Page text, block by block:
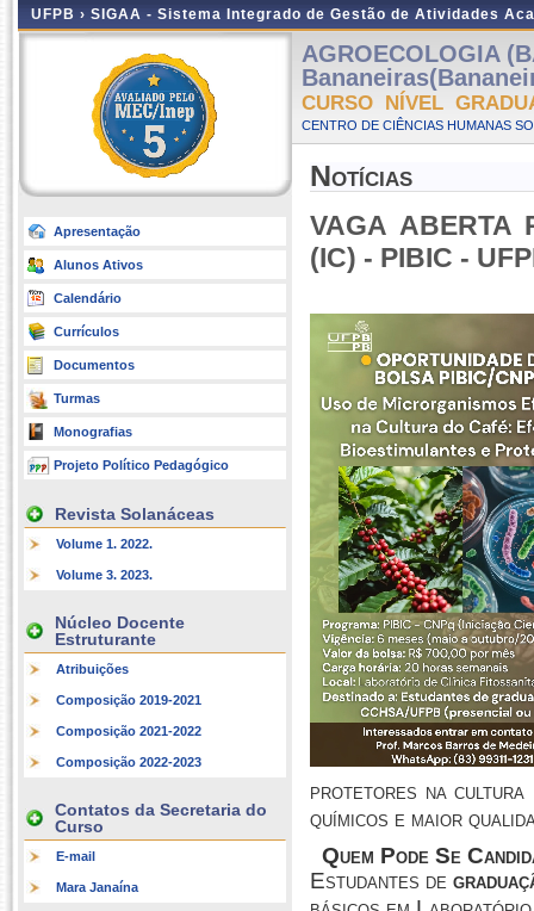
UFPB › SIGAA - Sistema Integrado de Gestão de Atividades
Apresentação
Alunos Ativos
Calendário
Currículos
Documentos
Turmas
Monografias
Projeto Político Pedagógico
Revista Solanáceas
Volume 1. 2022.
Volume 3. 2023.
Núcleo Docente
Estruturante
Atribuições
Composição 2019-2021
Composição 2021-2022
Composição 2022-2023
Contatos da Secretaria do
Curso
E-mail
Mara Janaína
AGROECOLOGIA
CURSO NÍVEL
CENTRO DE CIÊNCIAS HUMANAS
Notícias
VAGA ABERTA
(IC) - PIBIC -
protetores na cultura
químicos e maior
Quem Pode Se
Estudantes de